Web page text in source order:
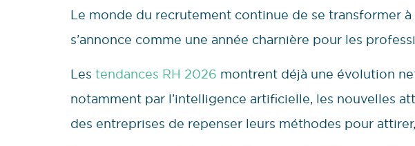
Le monde du recrutement continue de se transformer
s’annonce comme une année charnière pour les
Les tendances RH 2026 montrent déjà une évolution
notamment par l’intelligence artificielle, les nouvelles
des entreprises de repenser leurs méthodes pour